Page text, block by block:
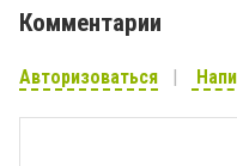
Комментарии
Авторизоваться